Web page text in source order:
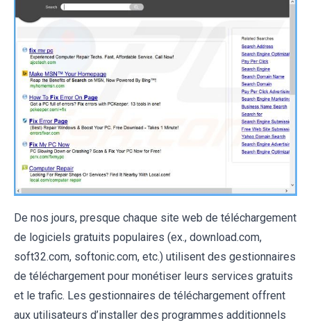
De nos jours, presque chaque site web de téléchargement
de logiciels gratuits populaires (ex., download.com,
soft32.com, softonic.com, etc.) utilisent des gestionnaires
de téléchargement pour monétiser leurs services gratuits
et le trafic. Les gestionnaires de téléchargement offrent
aux utilisateurs d’installer des programmes additionnels